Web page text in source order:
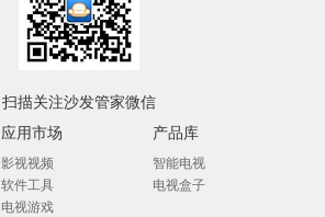
扫描关注沙发管家微信
应用市场
影视视频
软件工具
电视游戏
产品库
智能电视
电视盒子